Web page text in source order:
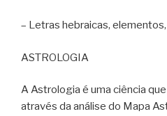
– Letras hebraicas,
ASTROLOGIA
A Astrologia é uma ciência
através da análise do Mapa